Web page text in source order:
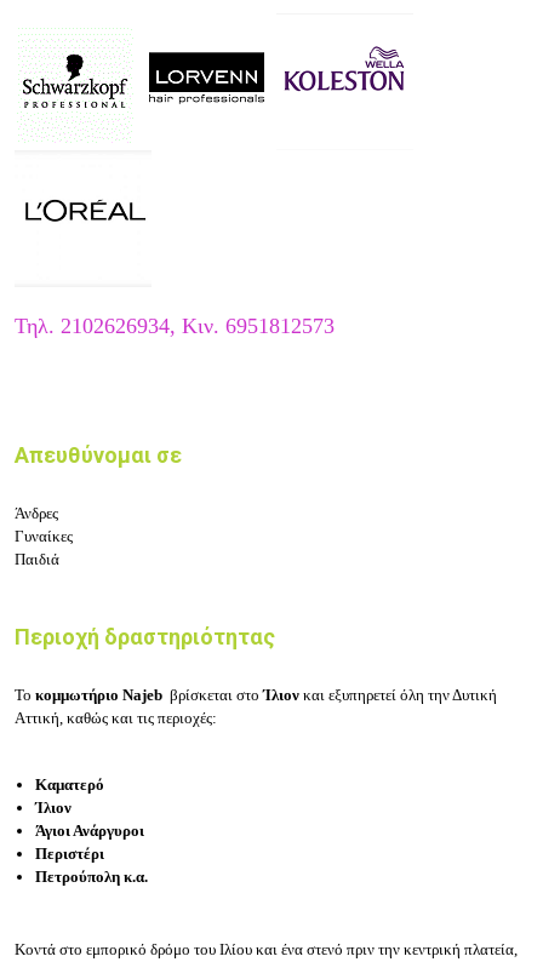
Τηλ. 2102626934, Κιν. 6951812573
Απευθύνομαι σε
Άνδρες
Γυναίκες
Παιδιά
Περιοχή δραστηριότητας
Το κομμωτήριο Najeb βρίσκεται στοΊλιον και εξυπηρετεί όλη την Δυτική
Αττική, καθώς και τις περιοχές:
Καματερό
Ίλιον
Άγιοι Ανάργυροι
Περιστέρι
Πετρούπολη κ.α.
Κοντά στο εμπορικό δρόμο του Ιλίου και ένα στενό πριν την κεντρική πλατεία,